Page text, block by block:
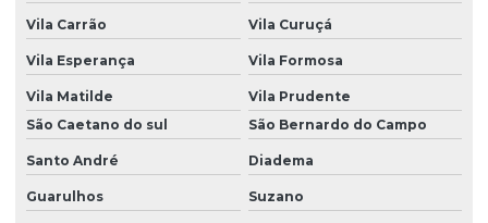
Serviços topograficos preços
Topografia com drone
Topografia quanto custa
Topografia rio de janeiro
Topografia rural
Vila Carrão Vila Curuçá
Vila Esperança Vila Formosa
Vila Matilde
Vila Prudente
São Caetano do sul
São Bernardo do Campo
Santo André Diadema
Guarulhos Suzano